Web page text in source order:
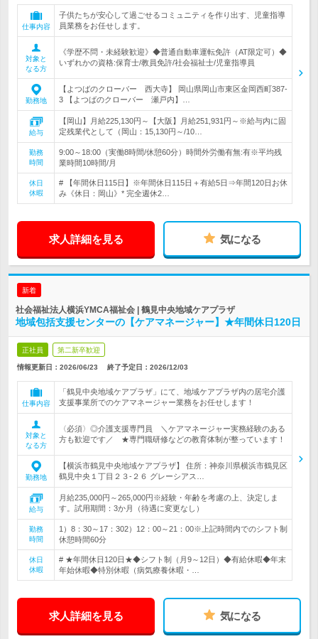
仕事内容
子供たちが安心して過ごせるコミュニティを作り出す、児童指導
員業務をお任せします。
対象と
なる方
《学歴不問・未経験歓迎》◆普通自動車運転免許（AT限定可）◆
いずれかの資格:保育士/教員免許/社会福祉士/児童指導員
勤務地
【よつばのクローバー 西大寺】 岡山県岡山市東区金岡西町387-
3 【よつばのクローバー 瀬戸内】…
給与
【岡山】月給225,130円～【大阪】月給251,931円～※給与内に固
定残業代として（岡山：15,130円～/10…
勤務
時間
9:00～18:00（実働8時間/休憩60分）時間外労働有無:有※平均残
業時間10時間/月
休日
休暇
# 【年間休日115日】※年間休日115日＋有給5日⇒年間120日お休
み《休日：岡山》* 完全週休2…
求人詳細を見る 気になる
新着
社会福祉法人横浜YMCA福祉会 | 鶴見中央地域ケアプラザ
地域包括支援センターの【ケアマネージャー】★年間休日120日
正社員 第二新卒歓迎
情報更新日：2026/06/23 終了予定日： 2026/12/03
仕事内容
「鶴見中央地域ケアプラザ」にて、地域ケアプラザ内の居宅介護
支援事業所でのケアマネージャー業務をお任せします！
対象と
なる方
〈必須〉◎介護支援専門員 ＼ケアマネージャー実務経験のある
方も歓迎です／ ★専門職研修などの教育体制が整っています！
勤務地
【横浜市鶴見中央地域ケアプラザ】 住所：神奈川県横浜市鶴見区
鶴見中央１丁目２３-２６ グレーシアス…
給与
月給235,000円～265,000円※経験・年齢を考慮の上、決定しま
す。試用期間：3か月（待遇に変更なし）
勤務
時間
1）8：30～17：302）12：00～21：00※上記時間内でのシフト制
休憩時間60分
休日
休暇
# ★年間休日120日★◆シフト制（月9～12日）◆有給休暇◆年末
年始休暇◆特別休暇（病気療養休暇・…
求人詳細を見る 気になる